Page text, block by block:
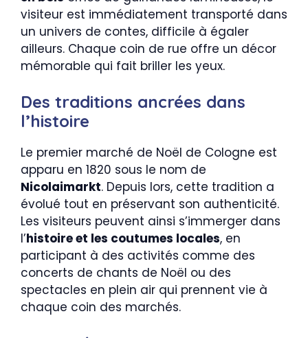
visiteur est immédiatement transporté dans
un univers de contes, difficile à égaler
ailleurs. Chaque coin de rue offre un décor
mémorable qui fait briller les yeux.
Des traditions ancrées dans
l’histoire
Le premier marché de Noël de Cologne est
apparu en 1820 sous le nom de
Nicolaimarkt. Depuis lors, cette tradition a
évolué tout en préservant son authenticité.
Les visiteurs peuvent ainsi s’immerger dans
l’histoire et les coutumes locales, en
participant à des activités comme des
concerts de chants de Noël ou des
spectacles en plein air qui prennent vie à
chaque coin des marchés.